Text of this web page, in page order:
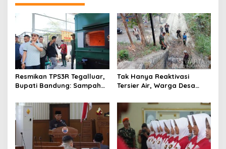
Resmikan TPS3R Tegalluar,
Bupati Bandung: Sampah
Pemerintah
Tak Hanya Reaktivasi
Tersier Air, Warga Desa
Alternatif di Padalarang